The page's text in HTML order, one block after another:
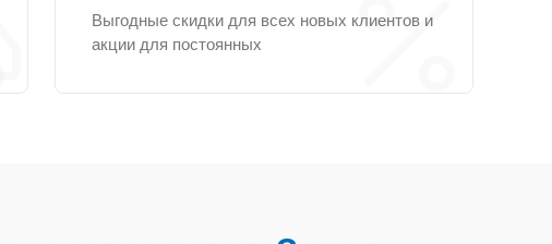
Выгодные скидки для всех новых клиентов и
акции для постоянных